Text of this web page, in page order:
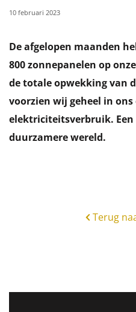
10 februari 2023
De afgelopen maanden
800 zonnepanelen op
de totale opwekking van
voorzien wij geheel in ons
elektriciteitsverbruik.
duurzamere wereld.
Terug